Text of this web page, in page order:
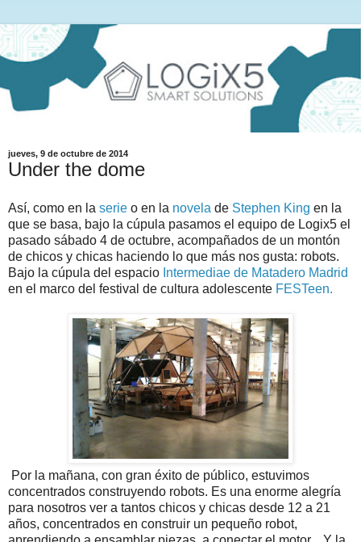
jueves, 9 de octubre de 2014
Under the dome
Así, como en la serie o en la novela de Stephen King en la
que se basa, bajo la cúpula pasamos el equipo de Logix5 el
pasado sábado 4 de octubre, acompañados de un montón
de chicos y chicas haciendo lo que más nos gusta: robots.
Bajo la cúpula del espacio Intermediae de Matadero Madrid
en el marco del festival de cultura adolescente FESTeen.
Por la mañana, con gran éxito de público, estuvimos
concentrados construyendo robots. Es una enorme alegría
para nosotros ver a tantos chicos y chicas desde 12 a 21
años, concentrados en construir un pequeño robot,